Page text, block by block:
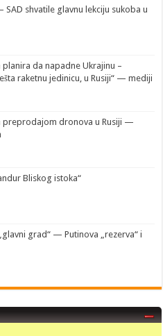
SAD shvatile glavnu lekciju sukoba u
planira da napadne Ukrajinu –
raketnu jedinicu, u Rusiji“ — mediji
preprodajom dronova u Rusiji —
Bliskog istoka“
grad“ — Putinova „rezerva“ i